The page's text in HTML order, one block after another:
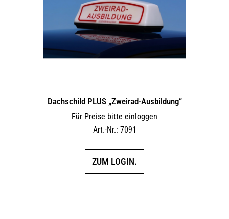
Dachschild PLUS „Zweirad-Ausbildung“
Für Preise bitte einloggen
Art.-Nr.: 7091
ZUM LOGIN.